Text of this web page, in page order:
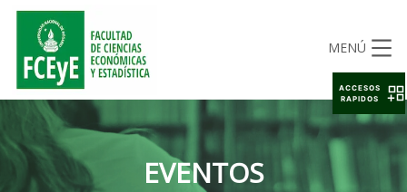
MENÚ
EVENTOS
ACCESOS
RAPIDOS